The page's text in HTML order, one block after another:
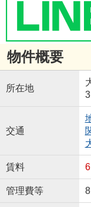
物件概要
所在地
3
交通
賃料
管理費等